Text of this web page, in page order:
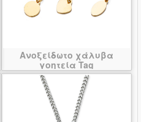
Ανοξείδωτο χάλυβα
γοητεία Tag